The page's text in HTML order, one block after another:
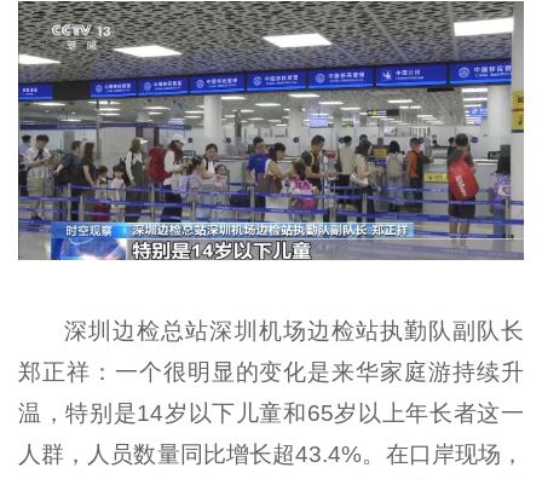
深圳边检总站深圳机场边检站执勤队副队长
郑正祥：一个很明显的变化是来华家庭游持续升
温，特别是14岁以下儿童和65岁以上年长者这一
人群，人员数量同比增长超43.4%。在口岸现场，